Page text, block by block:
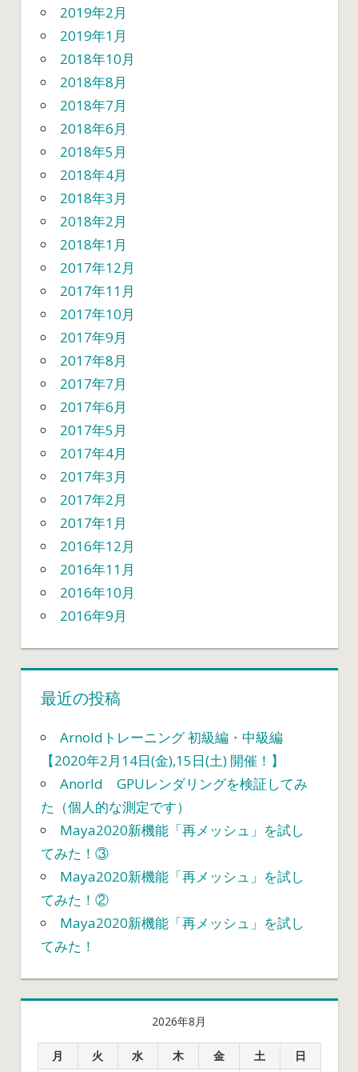
2019年2月
2019年1月
2018年10月
2018年8月
2018年7月
2018年6月
2018年5月
2018年4月
2018年3月
2018年2月
2018年1月
2017年12月
2017年11月
2017年10月
2017年9月
2017年8月
2017年7月
2017年6月
2017年5月
2017年4月
2017年3月
2017年2月
2017年1月
2016年12月
2016年11月
2016年10月
2016年9月
最近の投稿
Arnoldトレーニング 初級編・中級編
【2020年2月14日(金),15日(土) 開催！】
Anorld GPUレンダリングを検証してみ
た（個人的な測定です）
Maya2020新機能「再メッシュ」を試し
てみた！③
Maya2020新機能「再メッシュ」を試し
てみた！②
Maya2020新機能「再メッシュ」を試し
てみた！
2026年8月
月 火 水 木 金 土 日